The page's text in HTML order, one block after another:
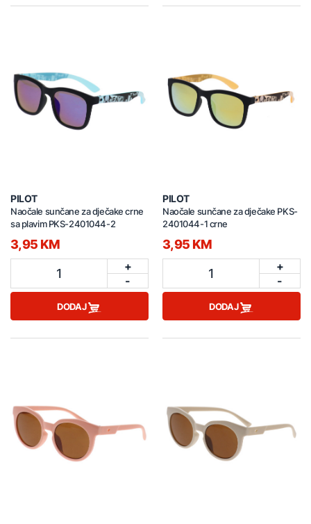
PILOT
Naočale sunčane za dječake crne
sa plavim PKS-2401044-2
3,95 KM
1
+
-
DODAJ
PILOT
Naočale sunčane za dječake PKS-
2401044-1 crne
3,95 KM
1
+
-
DODAJ